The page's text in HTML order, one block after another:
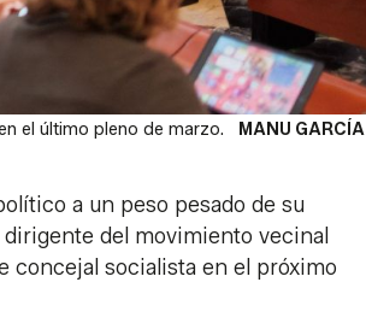
el último pleno de marzo. MANU GARCÍA
a un peso pesado de su
del movimiento vecinal
concejal socialista en el próximo